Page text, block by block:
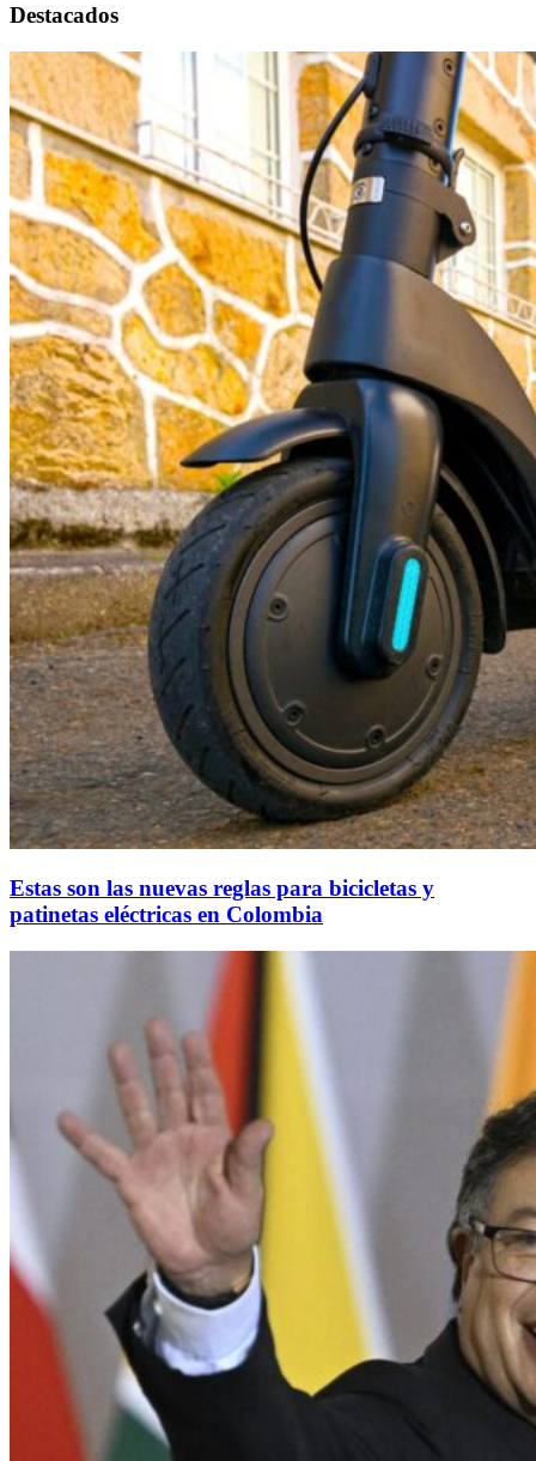
Destacados
Estas son las nuevas reglas para bicicletas y
patinetas eléctricas en Colombia